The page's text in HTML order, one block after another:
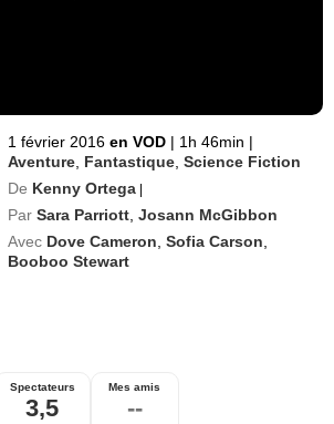
1 février 2016 en VOD | 1h 46min |
Aventure Fantastique ,Science Fiction
De Kenny Ortega |
Par Sara Parriott ,Josann McGibbon
Avec Dove Cameron ,Sofia Carson
Booboo Stewart
Spectateurs
3,5
Mes amis
--